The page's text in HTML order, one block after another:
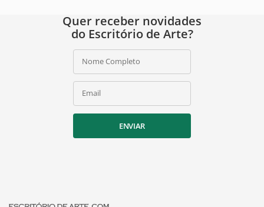
Quer receber novidades
do Escritório de Arte?
Nome Completo
Email
ENVIAR